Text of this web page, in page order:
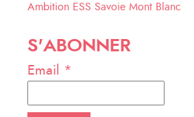
Ambition ESS Savoie Mont Blanc
S'ABONNER
Email *